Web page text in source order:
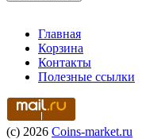
Главная
Корзина
Контакты
Полезные ссылки
(c) 2026 Coins-market.ru